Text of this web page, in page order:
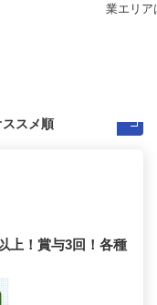
業エリア
上！賞与3回！各種